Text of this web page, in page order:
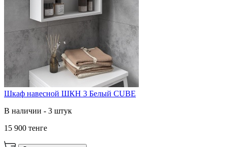
Шкаф навесной ШКН 3 Белый CUBE
В наличии - 3 штук
15 900 тенге